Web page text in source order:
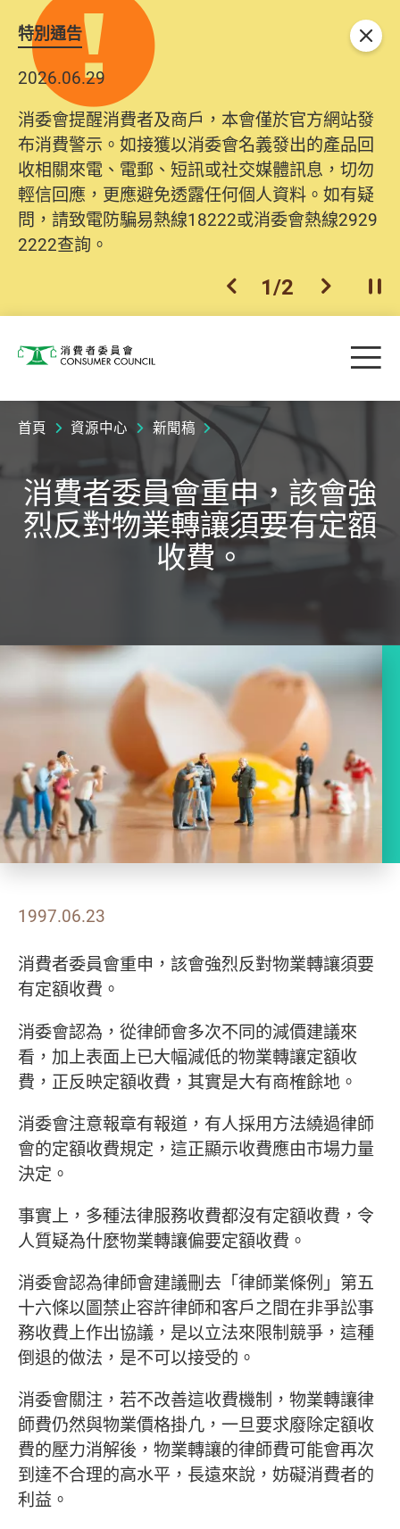
特別通告
2026.06.29
消委會提醒消費者及商戶，本會僅於官方網站發
布消費警示。如接獲以消委會名義發出的產品回
收相關來電、電郵、短訊或社交媒體訊息，切勿
輕信回應，更應避免透露任何個人資料。如有疑
問，請致電防騙易熱線18222或消委會熱線2929
2222查詢。
上一個
1/2 下一個開
關閉
消費者委員會 目
首頁 資源中心 新聞稿
消費者委員會重申，該會強
烈反對物業轉讓須要有定額
收費。
1997.06.23
消費者委員會重申，該會強烈反對物業轉讓須要
有定額收費。
消委會認為，從律師會多次不同的減價建議來
看，加上表面上已大幅減低的物業轉讓定額收
費，正反映定額收費，其實是大有商榷餘地。
消委會注意報章有報道，有人採用方法繞過律師
會的定額收費規定，這正顯示收費應由市場力量
決定。
事實上，多種法律服務收費都沒有定額收費，令
人質疑為什麼物業轉讓偏要定額收費。
消委會認為律師會建議刪去「律師業條例」第五
十六條以圖禁止容許律師和客戶之間在非爭訟事
務收費上作出協議，是以立法來限制競爭，這種
倒退的做法，是不可以接受的。
消委會關注，若不改善這收費機制，物業轉讓律
師費仍然與物業價格掛凢，一旦要求廢除定額收
費的壓力消解後，物業轉讓的律師費可能會再次
到達不合理的高水平，長遠來說，妨礙消費者的
利益。